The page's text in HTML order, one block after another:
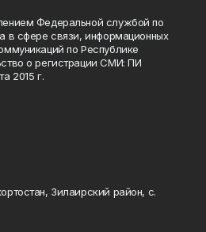
Федеральной службой по
в сфере связи, информационных
по Республике
о регистрации СМИ: ПИ
2015 г.
Зилаирский район, с.